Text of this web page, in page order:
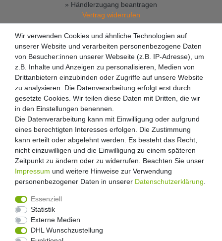
» Händlerzugang beantragen
Vertrag widerrufen
Widerrufs­recht Widerrufs­formular
Wir verwenden Cookies und ähnliche Technologien auf
unserer Website und verarbeiten personenbezogene Daten
von Besucher:innen unserer Webseite (z.B. IP-Adresse), um
z.B. Inhalte und Anzeigen zu personalisieren, Medien von
Drittanbietern einzubinden oder Zugriffe auf unsere Website
zu analysieren. Die Datenverarbeitung erfolgt erst durch
gesetzte Cookies. Wir teilen diese Daten mit Dritten, die wir
in den Einstellungen benennen.
Die Datenverarbeitung kann mit Einwilligung oder aufgrund
eines berechtigten Interesses erfolgen. Die Zustimmung
kann erteilt oder abgelehnt werden. Es besteht das Recht,
nicht einzuwilligen und die Einwilligung zu einem späteren
Zeitpunkt zu ändern oder zu widerrufen. Beachten Sie unser
Impressum und weitere Hinweise zur Verwendung
personenbezogener Daten in unserer Daten­schutz­erklärung
Essenziell
Statistik
Externe Medien
DHL Wunschzustellung